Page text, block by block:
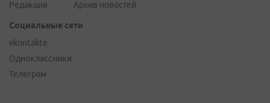
Редакция
Архив новостей
Социальные сети
vkontakte
Одноклассники
Телеграм